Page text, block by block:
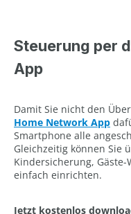
Steuerung per
App
Damit Sie nicht den
Home Network App
Smartphone alle
Gleichzeitig können Sie
Kindersicherung,
einfach einrichten.
Jetzt kostenlos